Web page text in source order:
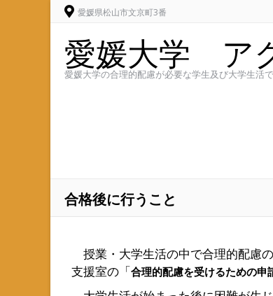
愛媛県松山市文京町3番
愛媛大学 ア
愛媛大学の合理的配慮が必要な学生及び大学生活
合格後に行うこと
授業・大学生活の中で合理的配慮
支援室の「合理的配慮を受けるための申